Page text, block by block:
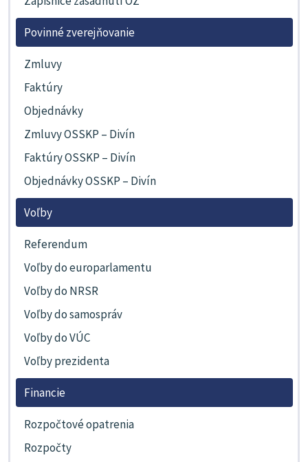
Povinné zverejňovanie
Zmluvy
Faktúry
Objednávky
Zmluvy OSSKP – Divín
Faktúry OSSKP – Divín
Objednávky OSSKP – Divín
Voľby
Referendum
Voľby do europarlamentu
Voľby do NRSR
Voľby do samospráv
Voľby do VÚC
Voľby prezidenta
Financie
Rozpočtové opatrenia
Rozpočty